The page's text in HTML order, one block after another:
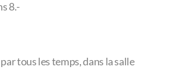
8.-
tous les temps, dans la salle